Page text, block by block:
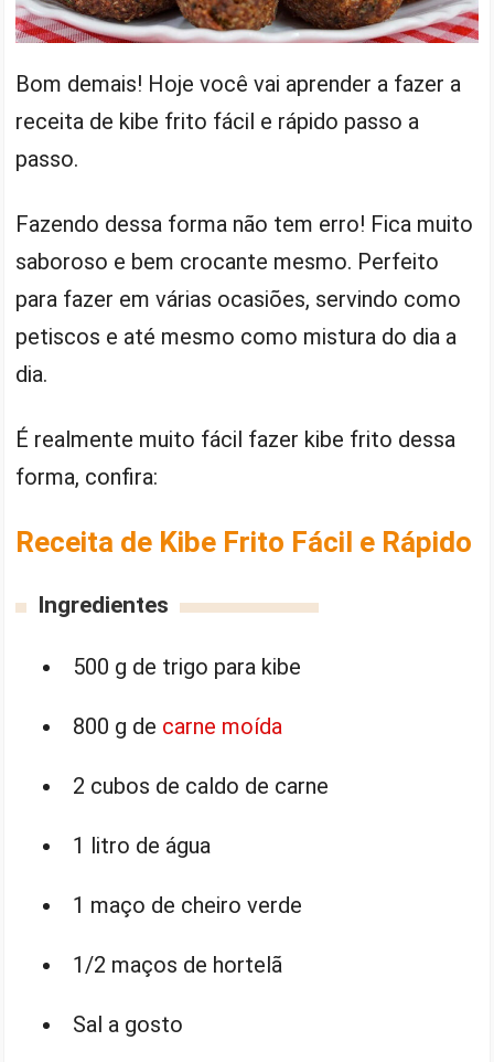
Bom demais! Hoje você vai aprender a fazer a
receita de kibe frito fácil e rápido passo a
passo.
Fazendo dessa forma não tem erro! Fica muito
saboroso e bem crocante mesmo. Perfeito
para fazer em várias ocasiões, servindo como
petiscos e até mesmo como mistura do dia a
dia.
É realmente muito fácil fazer kibe frito dessa
forma, confira:
Receita de Kibe Frito Fácil e Rápido
Ingredientes
500 g de trigo para kibe
800 g de carne moída
2 cubos de caldo de carne
1 litro de água
1 maço de cheiro verde
1/2 maços de hortelã
Sal a gosto